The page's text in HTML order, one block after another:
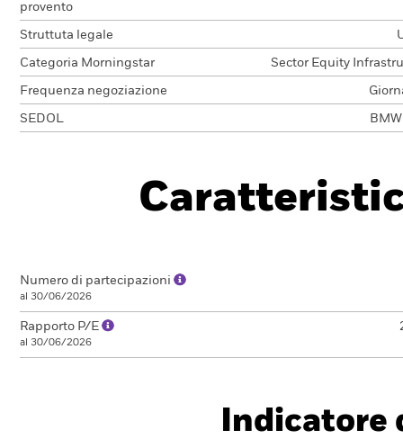
provento
Struttuta legale
Categoria Morningstar Sector Equity
Frequenza negoziazione
SEDOL
Numero di partecipazioni
al 30/06/2026
Rapporto P/E
al 30/06/2026
Indicatore